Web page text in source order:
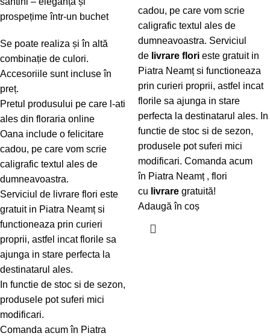
prospețime într-un buchet
Se poate realiza și în altă
combinație de culori.
Accesoriile sunt incluse în
preț.
Pretul produsului pe care l-ati
ales din floraria online
Oana include o felicitare
cadou, pe care vom scrie
caligrafic textul ales de
dumneavoastra.
Serviciul de livrare flori este
gratuit in Piatra Neamț si
functioneaza prin curieri
proprii, astfel incat florile sa
ajunga in stare perfecta la
destinatarul ales.
In functie de stoc si de sezon,
produsele pot suferi mici
modificari.
Comanda acum în Piatra
cadou, pe care vom scrie
caligrafic textul ales de
dumneavoastra. Serviciul
de livrare flori este gratuit in
Piatra Neamț si functioneaza
prin curieri proprii, astfel incat
florile sa ajunga in stare
perfecta la destinatarul ales. In
functie de stoc si de sezon,
produsele pot suferi mici
modificari. Comanda acum
în Piatra Neamț , flori
cu livrare gratuită!
Adaugă în coș